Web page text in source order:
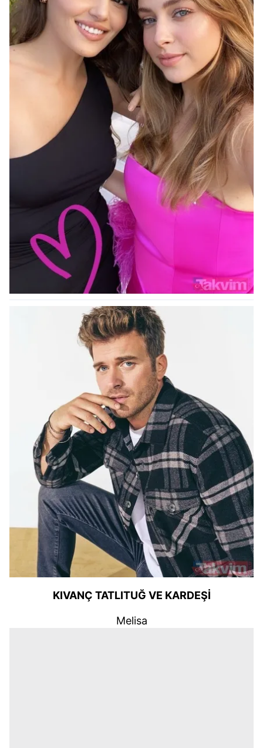
KIVANÇ TATLITUĞ VE KARDEŞİ
Melisa